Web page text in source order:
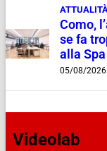
Como,
se fa
alla Spa
05/08/2026
Videolab